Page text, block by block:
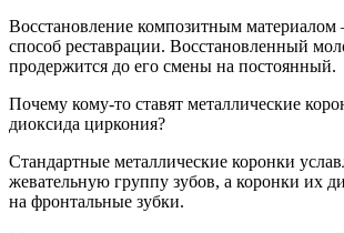
Восстановление композитным
способ реставрации. Восстановленный
продержится до его смены на постоянный.
Почему кому-то ставят металлические
диоксида циркония?
Стандартные металлические коронки
жевательную группу зубов, а коронки их
на фронтальные зубки.